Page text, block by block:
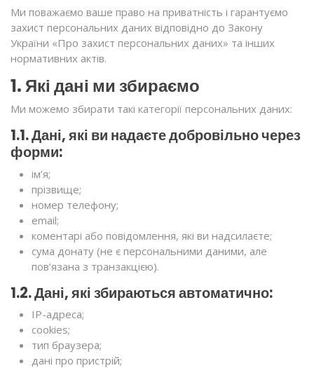
Ми поважаємо ваше право на приватність і гарантуємо
захист персональних даних відповідно до Закону
України «Про захист персональних даних» та інших
нормативних актів.
1. Які дані ми збираємо
Ми можемо збирати такі категорії персональних даних:
1.1. Дані, які ви надаєте добровільно через
форми:
ім’я;
прізвище;
номер телефону;
email;
коментарі або повідомлення, які ви надсилаєте;
сума донату (не є персональними даними, але
пов’язана з транзакцією).
1.2. Дані, які збираються автоматично:
IP-адреса;
cookies;
тип браузера;
дані про пристрій;